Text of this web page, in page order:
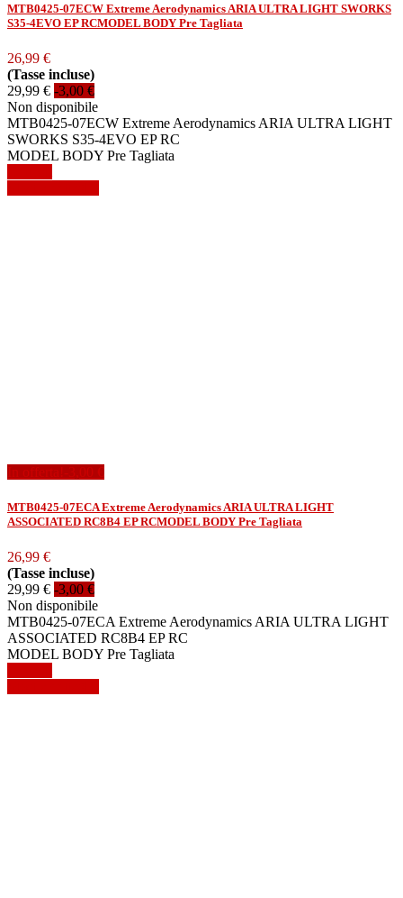
MTB0425-07ECW Extreme Aerodynamics ARIA ULTRA LIGHT SWORKS
S35-4EVO EP RCMODEL BODY Pre Tagliata
26,99 €
(Tasse incluse)
29,99 € -3,00 €
Non disponibile
MTB0425-07ECW Extreme Aerodynamics ARIA ULTRA LIGHT
SWORKS S35-4EVO EP RC
MODEL BODY Pre Tagliata
In offerta!-3,00 €
MTB0425-07ECA Extreme Aerodynamics ARIA ULTRA LIGHT
ASSOCIATED RC8B4 EP RCMODEL BODY Pre Tagliata
26,99 €
(Tasse incluse)
29,99 € -3,00 €
Non disponibile
MTB0425-07ECA Extreme Aerodynamics ARIA ULTRA LIGHT
ASSOCIATED RC8B4 EP RC
MODEL BODY Pre Tagliata